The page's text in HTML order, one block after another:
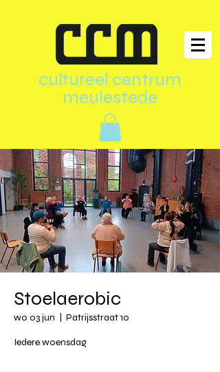
cultureel centrum
meulestede
Stoelaerobic
wo 03 jun Patrijsstraat 10
Iedere woensdag